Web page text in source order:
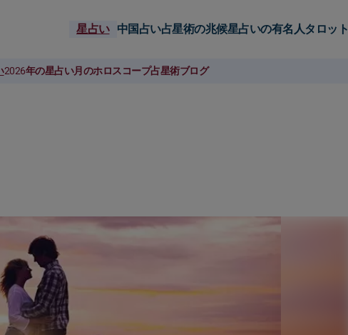
星占い 中国占い占星術の兆候星占いの有名人タロット
2026年の星占い月のホロスコープ占星術ブログ